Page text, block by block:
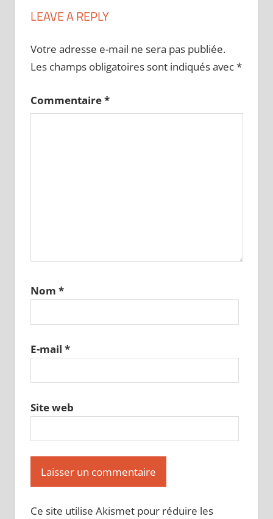
LEAVE A REPLY
Votre adresse e-mail ne sera pas publiée.
Les champs obligatoires sont indiqués avec*
Commentaire*
Nom *
E-mail *
Site web
Ce site utilise Akismet pour réduire les